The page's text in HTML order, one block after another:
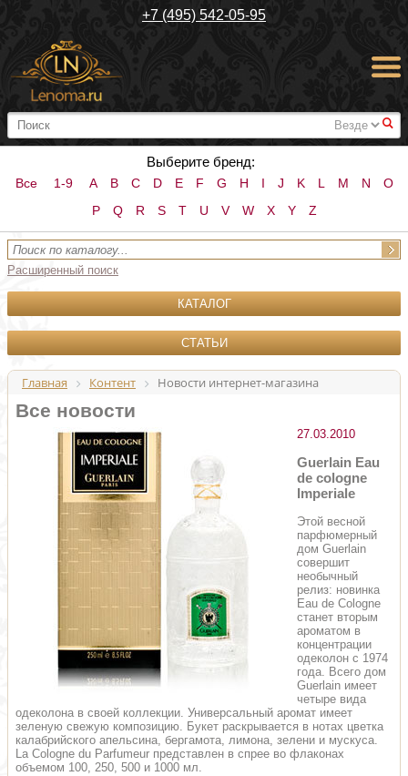
+7 (495) 542-05-95
#
Выберите бренд:
Все 1-9 A B C D E F G H I J K L M N
O
P
Q R S T U V W X Y Z
Расширенный поиск
КАТАЛОГ
СТАТЬИ
Главная Контент Новости интернет-магазина
Все новости
27.03.2010
Guerlain Eau
de cologne
Imperiale
Этой весной
парфюмерный
дом Guerlain
совершит
необычный
релиз: новинка
Eau de Cologne
станет вторым
ароматом в
концентрации
одеколон с 1974
года. Всего дом
Guerlain имеет
четыре вида
одеколона в своей коллекции. Универсальный аромат имеет
зеленую свежую композицию. Букет раскрывается в нотах цветка
калабрийского апельсина, бергамота, лимона, зелени и мускуса.
La Cologne du Parfumeur представлен в спрее во флаконах
объемом 100, 250, 500 и 1000 мл.